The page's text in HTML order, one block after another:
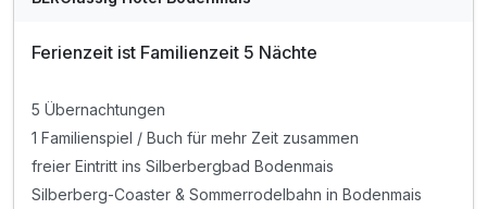
Ferienzeit ist Familienzeit 5 Nächte
5 Übernachtungen
1 Familienspiel / Buch für mehr Zeit zusammen
freier Eintritt ins Silberbergbad Bodenmais
Silberberg-Coaster & Sommerrodelbahn in Bodenmais